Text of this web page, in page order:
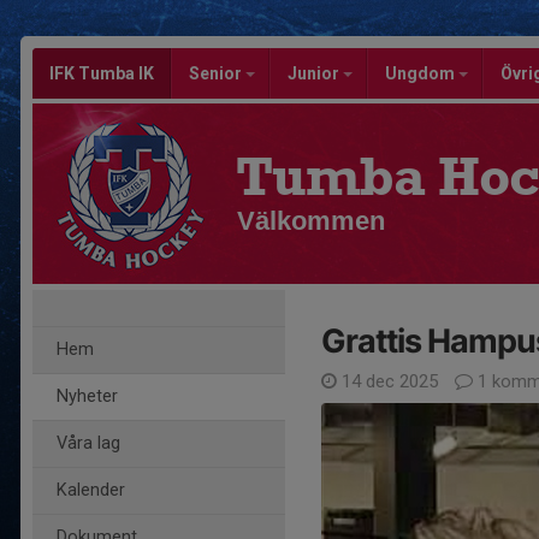
IFK Tumba IK Senior Junior Ungdom
Tumba
Välkommen
Hem
Nyheter
Våra lag
Kalender
Grattis
14 dec 2025 1